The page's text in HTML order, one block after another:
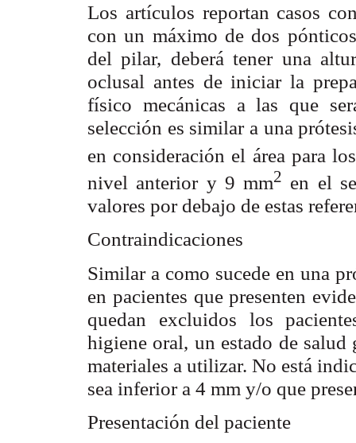
Los artículos reportan casos
con un máximo de dos
del pilar, deberá tener una
oclusal antes de iniciar la
físico mecánicas a las que
selección es similar a una
en consideración el área para
nivel anterior y 9 mm2 en el
valores por debajo de estas
Contraindicaciones
Similar a como sucede en una
en pacientes que presenten
quedan excluidos los
higiene oral, un estado de
materiales a utilizar. No está
sea inferior a 4 mm y/o que
Presentación del paciente